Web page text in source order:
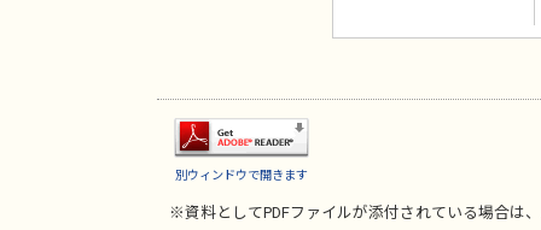
別ウィンドウで開きます
※資料としてPDFファイルが添付されている場合は、